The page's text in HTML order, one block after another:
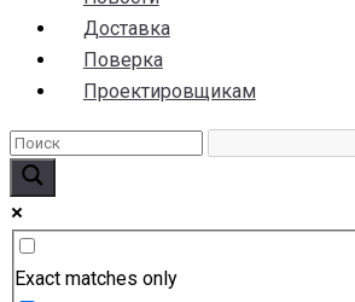
Доставка
Поверка
Проектировщикам
Exact matches only